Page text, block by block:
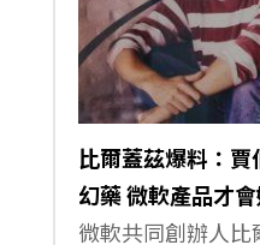
比爾蓋茲爆料：
幻藥 微軟產品才會
微軟共同創辦人